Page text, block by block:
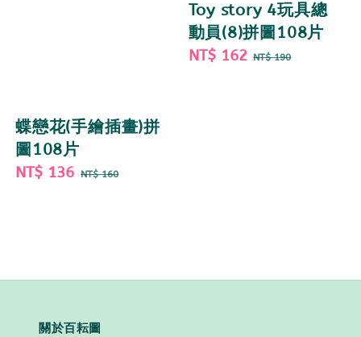
蝶戀花(手繪插畫)拼
圖108片
Sale
NT$ 136 Regular
NT$ 160
Toy story 4玩具總
動員(8)拼圖108片
Sale
NT$ 162 Regular
NT$ 190
關於百耘圖